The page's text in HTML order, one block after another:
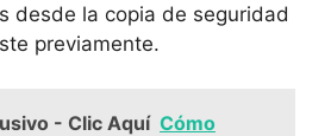
desde la copia de seguridad
previamente.
- Clic Aquí Cómo